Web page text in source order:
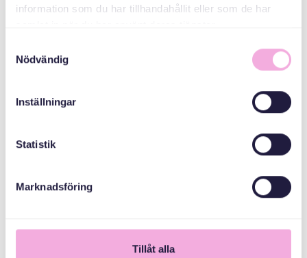
information som du har tillhandahållit eller som de har
Nödvändig
Inställningar
Statistik
Marknadsföring
Tillåt alla
Svenska med baby
bokningen@svenskamedbaby.se
Tyresö kommun